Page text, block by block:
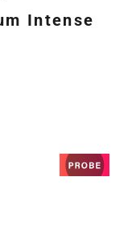
Intense